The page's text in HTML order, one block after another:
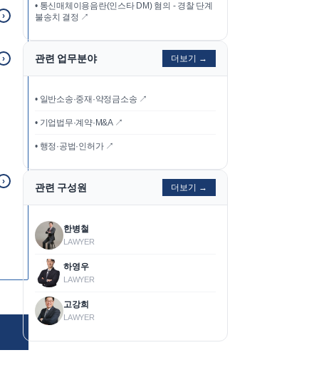
›
›
›
• 통신매체이용음란(인스타 DM) 혐의 - 경찰 단계
불송치 결정 ↗
관련 업무분야 더보기 →
• 일반소송·중재·약정금소송 ↗
• 기업법무·계약·M&A ↗
• 행정·공법·인허가 ↗
관련 구성원 더보기 →
한병철
LAWYER
하영우
LAWYER
고강희
LAWYER